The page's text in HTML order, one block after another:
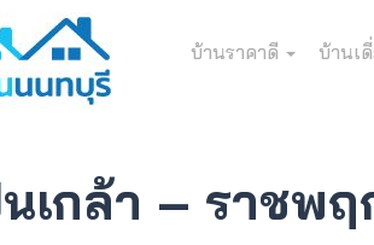
บ้านราคาดี บ้านเ
เกล้า – ราชพ